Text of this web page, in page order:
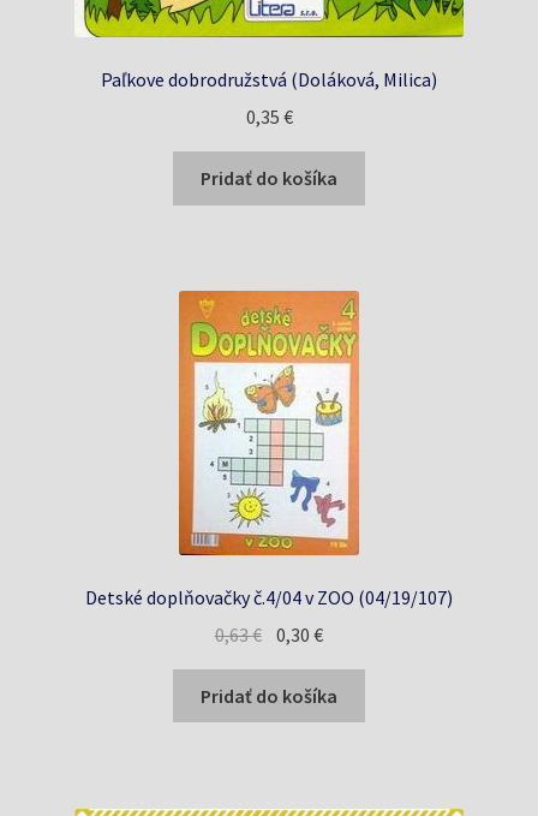
Paľkove dobrodružstvá (Doláková, Milica)
0,35 €
Pridať do košíka
Detské doplňovačky č.4/04 v ZOO (04/19/107)
0,63€ Pôvodná
bola:
0,63 €.
0,30€Aktuálna
je:
0,30 €.
Pridať do košíka